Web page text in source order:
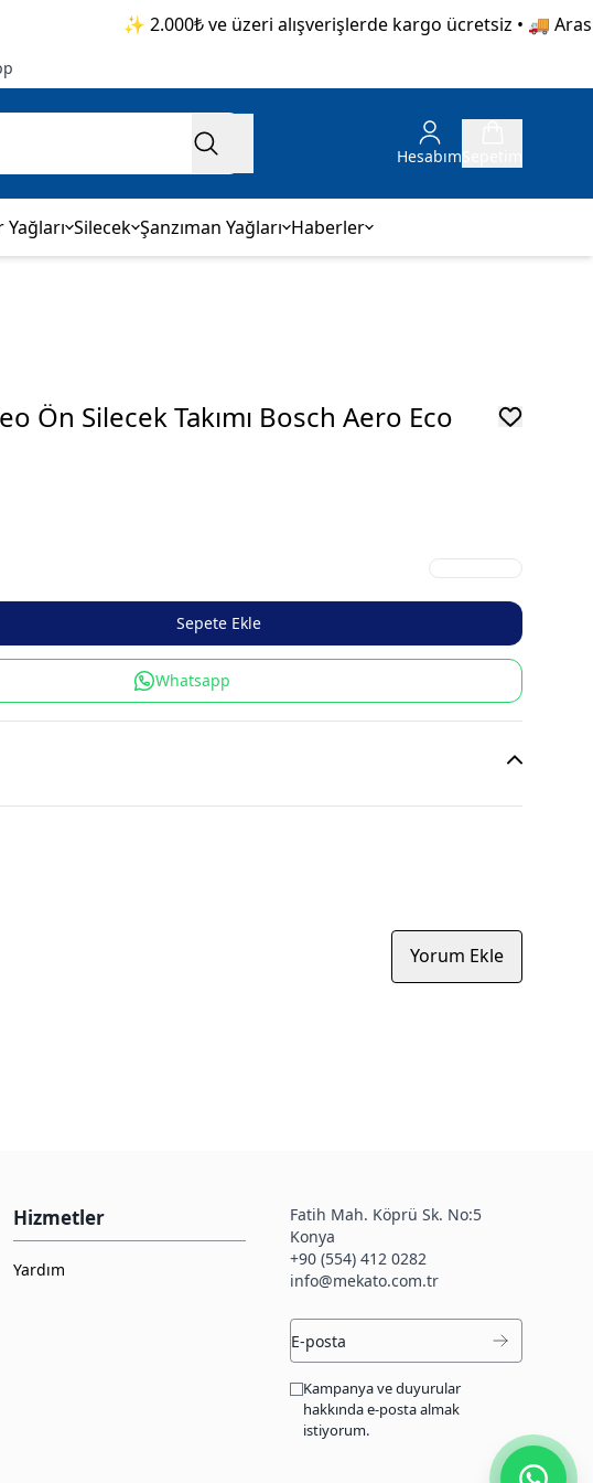
✨ 2.000₺ ve üzeri alışverişlerde kargo ücretsiz • 🚚 Aras
Hesabım
Silecek Şanzıman Yağları Haberler
Ön Silecek Takımı Bosch Aero Eco
Sepete Ekle
Whatsapp
Yorum Ekle
Hizmetler
Yardım
Fatih Mah. Köprü Sk. No:5
Konya
+90 (554) 412 0282
info@mekato.com.tr
Kampanya ve duyurular
hakkında e-posta almak
istiyorum.